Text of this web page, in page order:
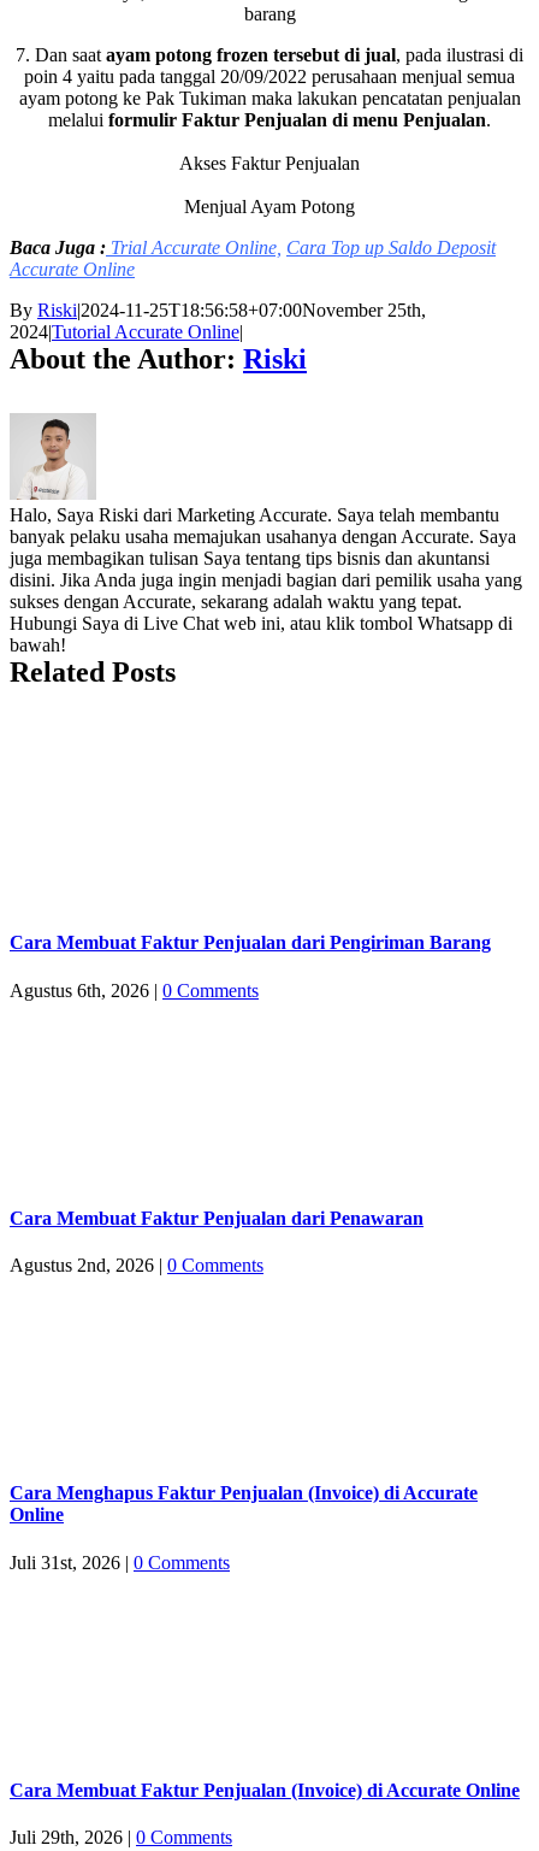
barang
7. Dan saat ayam potong frozen tersebut di jual, pada ilustrasi di
poin 4 yaitu pada tanggal 20/09/2022 perusahaan menjual semua
ayam potong ke Pak Tukiman maka lakukan pencatatan penjualan
melalui formulir Faktur Penjualan di menu Penjualan.
Akses Faktur Penjualan
Menjual Ayam Potong
Baca Juga : Trial Accurate Online, Cara Top up Saldo Deposit
Accurate Online
By Riski|2024-11-25T18:56:58+07:00November 25th,
2024|Tutorial Accurate Online|
About the Author: Riski
Halo, Saya Riski dari Marketing Accurate. Saya telah membantu
banyak pelaku usaha memajukan usahanya dengan Accurate. Saya
juga membagikan tulisan Saya tentang tips bisnis dan akuntansi
disini. Jika Anda juga ingin menjadi bagian dari pemilik usaha yang
sukses dengan Accurate, sekarang adalah waktu yang tepat.
Hubungi Saya di Live Chat web ini, atau klik tombol Whatsapp di
bawah!
Related Posts
Cara Membuat Faktur Penjualan dari Pengiriman Barang
Agustus 6th, 2026 | 0 Comments
Cara Membuat Faktur Penjualan dari Penawaran
Agustus 2nd, 2026 | 0 Comments
Cara Menghapus Faktur Penjualan (Invoice) di Accurate
Online
Juli 31st, 2026 | 0 Comments
Cara Membuat Faktur Penjualan (Invoice) di Accurate Online
Juli 29th, 2026 | 0 Comments